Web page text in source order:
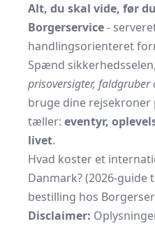
Alt, du skal vide, før
Borgerservice-
handlingsorienteret
Spænd
prisoversigter, faldgruber
bruge dine rejsekroner
tæller: eventyr,
livet.
Hvad koster et
Danmark? (2026-guide
bestilling hos
Disclaimer: